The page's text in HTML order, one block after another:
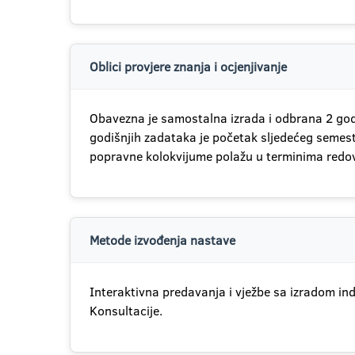
Oblici provjere znanja i ocjenjivanje
Obavezna je samostalna izrada i odbrana 2
godišnjih zadataka je početak sljedećeg
popravne kolokvijume polažu u terminima
Metode izvođenja nastave
Interaktivna predavanja i vježbe sa izradom
Konsultacije.